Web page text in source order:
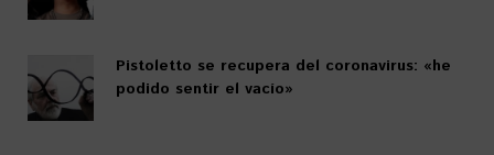
Pistoletto se recupera del coronavirus: «he
podido sentir el vacío»